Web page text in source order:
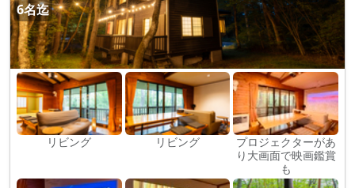
6名迄
リビング リビング
プロジェクターがあ
り大画面で映画鑑賞
も